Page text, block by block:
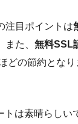
注目ポイントは
また、 無料SSL
どの節約とな
トは素晴らし